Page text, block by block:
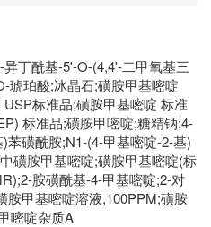
丁酰基-5'-O-(4,4'-二甲氧基三
琥珀酸;冰晶石;磺胺甲基嘧啶
标准品;磺胺甲基嘧啶 标准
标准品;磺胺甲嘧啶;糖精钠;4-
苯磺酰胺;N1-(4-甲基嘧啶-2-基)
磺胺甲基嘧啶;磺胺甲基嘧啶(标
胺磺酰基-4-甲基嘧啶;2-对
胺甲基嘧啶溶液,100PPM;磺胺
嘧啶杂质A